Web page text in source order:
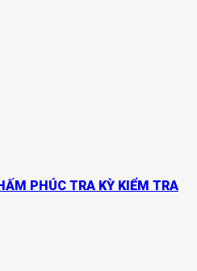
PHÚC TRA KỲ KIỂM TRA